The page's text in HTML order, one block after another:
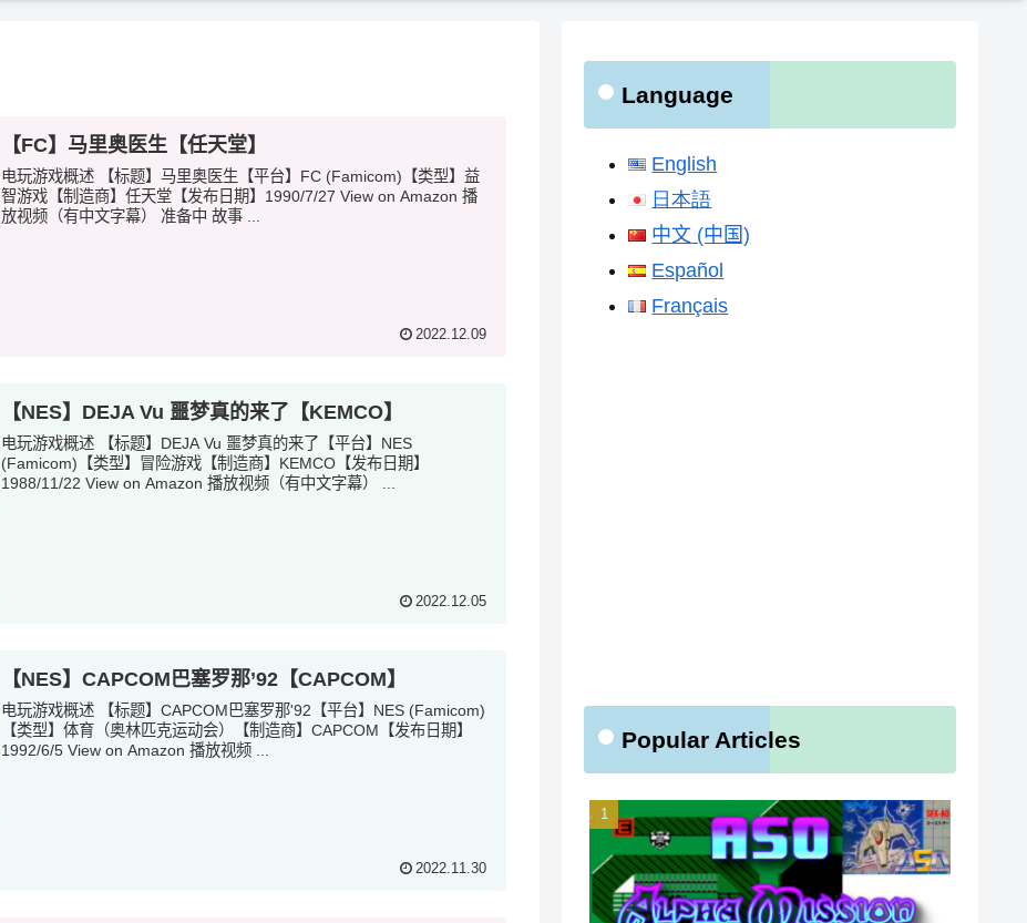
【FC】马里奥医生【任天堂】
电玩游戏概述 【标题】马里奥医生【平台】FC (Famicom)【类型】益
智游戏【制造商】任天堂【发布日期】1990/7/27 View on Amazon 播
放视频（有中文字幕） 准备中 故事 ...
2022.12.09
【NES】DEJA Vu 噩梦真的来了【KEMCO】
电玩游戏概述 【标题】DEJA Vu 噩梦真的来了【平台】NES
(Famicom)【类型】冒险游戏【制造商】KEMCO【发布日期】
1988/11/22 View on Amazon 播放视频（有中文字幕） ...
2022.12.05
【NES】CAPCOM巴塞罗那’92【CAPCOM】
电玩游戏概述 【标题】CAPCOM巴塞罗那'92【平台】NES (Famicom)
【类型】体育（奥林匹克运动会）【制造商】CAPCOM【发布日期】
1992/6/5 View on Amazon 播放视频 ...
2022.11.30
Language
English
日本語
中文 (中国)
Español
Français
Popular Articles